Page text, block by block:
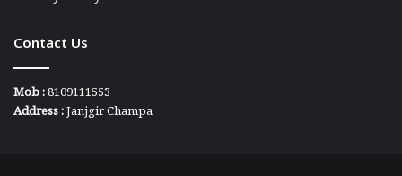
Contact Us
Mob :8109111553
Address :Janjgir Champa